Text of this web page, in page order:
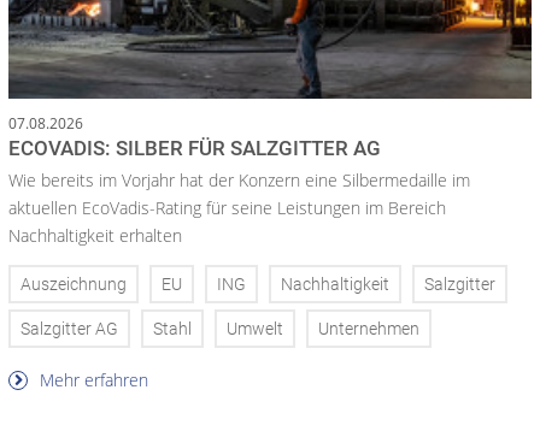
07.08.2026
ECOVADIS: SILBER FÜR SALZGITTER AG
Wie bereits im Vorjahr hat der Konzern eine Silbermedaille im
aktuellen EcoVadis-Rating für seine Leistungen im Bereich
Nachhaltigkeit erhalten
Auszeichnung EU ING Nachhaltigkeit Salzgitter
Salzgitter AG Stahl Umwelt Unternehmen
Mehr erfahren